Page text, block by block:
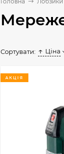
Сортувати: Ціна
АКЦІЯ